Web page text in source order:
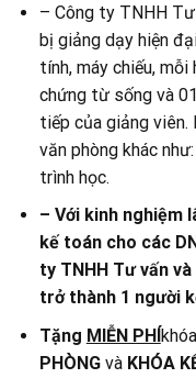
– Công ty TNHH
bị giảng dạy hiện
tính, máy chiếu,
chứng từ sống và
tiếp của giảng
văn phòng khác
trình học.
– Với kinh nghiệm
kế toán cho các
ty TNHH Tư vấn
trở thành 1 người
Tặng MIỄN PHÍ
PHÒNGvà KHÓA